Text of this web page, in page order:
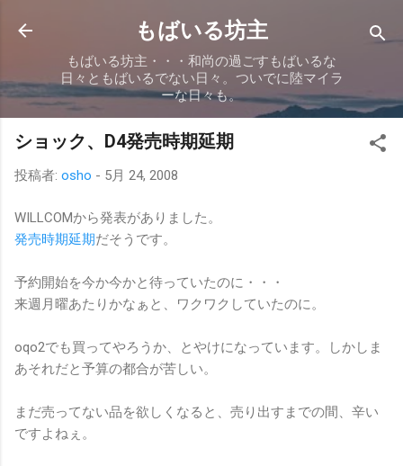
スキップしてメイン コンテンツに移動
もばいる坊主
もばいる坊主・・・和尚の過ごすもばいるな
日々ともばいるでない日々。ついでに陸マイラ
ーな日々も。
ショック、D4発売時期延期
投稿者: osho - 5月 24, 2008
WILLCOMから発表がありました。
発売時期延期だそうです。
予約開始を今か今かと待っていたのに・・・
来週月曜あたりかなぁと、ワクワクしていたのに。
oqo2でも買ってやろうか、とやけになっています。しかしま
あそれだと予算の都合が苦しい。
まだ売ってない品を欲しくなると、売り出すまでの間、辛い
ですよねぇ。